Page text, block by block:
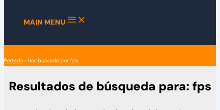
MAIN MENU
Portada › Has buscado por fps
Resultados de búsqueda para: fps